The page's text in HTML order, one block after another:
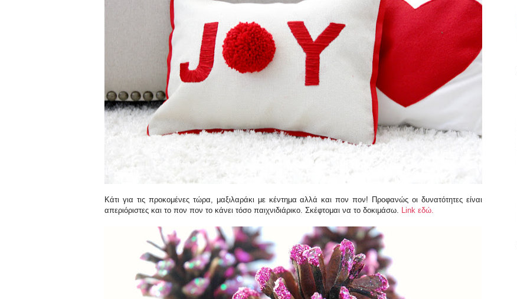
Κάτι για τις προκομένες τώρα, μαξιλαράκι με κέντημα αλλά και πον πον! Προφανώς οι δυνατότητες είναι
απεριόριστες και το πον πον το κάνει τόσο παιχνιδιάρικο. Σκέφτομαι να το δοκιμάσω. Link εδώ.